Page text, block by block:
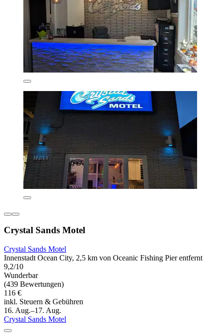
Crystal Sands Motel
Crystal Sands Motel
Innenstadt Ocean City, 2,5 km von Oceanic Fishing Pier entfernt
9,2/10
Wunderbar
(439 Bewertungen)
116 €
inkl. Steuern & Gebühren
16. Aug.–17. Aug.
Crystal Sands Motel